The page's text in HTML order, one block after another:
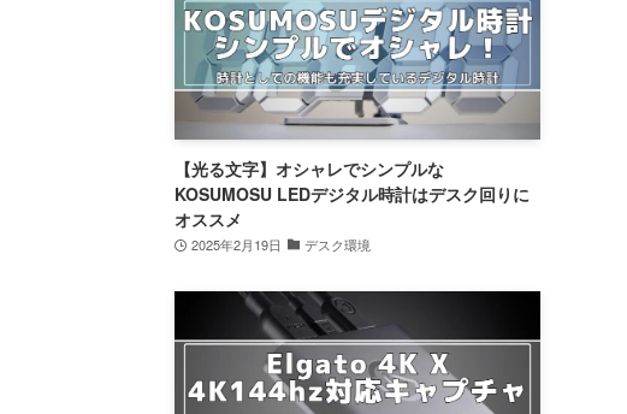
【光る文字】オシャレでシンプルな
KOSUMOSU LEDデジタル時計はデスク回りに
オススメ
2025年2月19日 デスク環境